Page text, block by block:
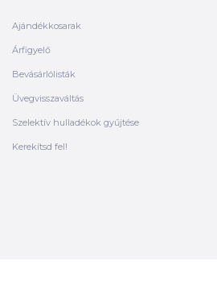
Ajándékkosarak
Árfigyelő
Bevásárlólisták
Üvegvisszaváltás
Szelektív hulladékok gyűjtése
Kerekítsd fel!